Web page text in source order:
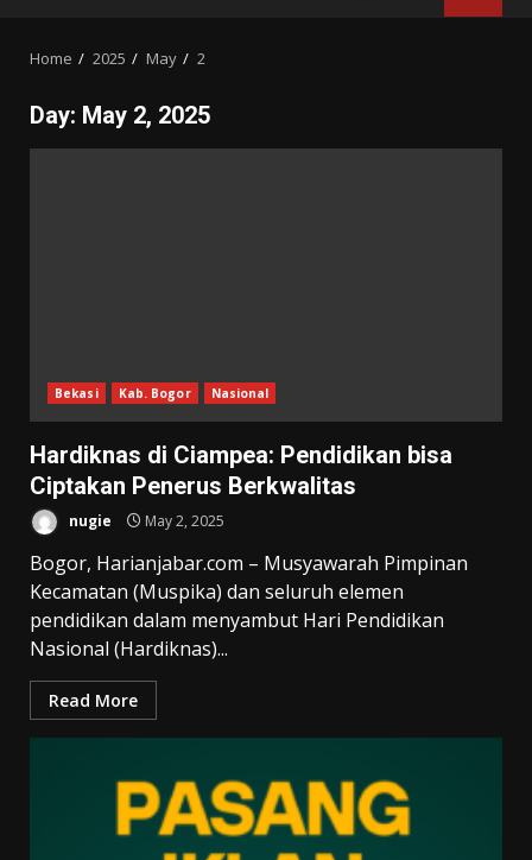
Home 2025 May 2
Day: May 2, 2025
Bekasi Kab. Bogor Nasional
Hardiknas di Ciampea: Pendidikan bisa
Ciptakan Penerus Berkwalitas
nugie May 2, 2025
Bogor, Harianjabar.com – Musyawarah Pimpinan
Kecamatan (Muspika) dan seluruh elemen
pendidikan dalam menyambut Hari Pendidikan
Nasional (Hardiknas)...
Read More